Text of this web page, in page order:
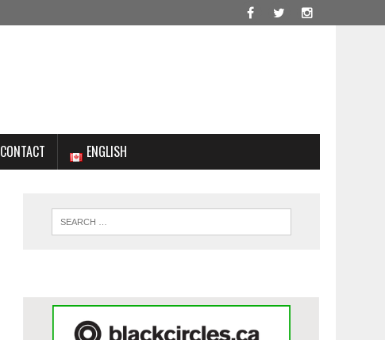
CONTACT ENGLISH